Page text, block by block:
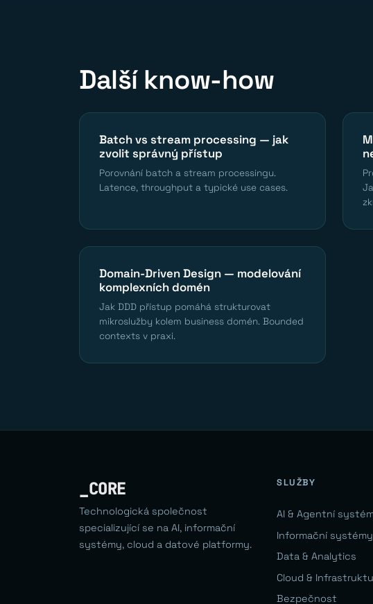
Další know-how
Batch vs stream processing — jak
zvolit správný přístup
Porovnání batch a stream processingu.
Latence, throughput a typické use cases.
Domain-Driven Design — modelování
komplexních domén
Jak DDD přístup pomáhá strukturovat
mikroslužby kolem business domén. Bounded
contexts v praxi.
_CORE
Technologická společnost
specializující se na AI, informační
systémy, cloud a datové platformy.
SLUŽBY
AI & Agentní
Informační systémy
Data & Analytics
Cloud &
Bezpečnost